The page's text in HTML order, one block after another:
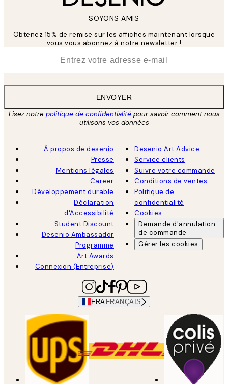
SOYONS AMIS
Obtenez 15% de remise sur les affiches maintenant lorsque
vous vous abonnez à notre newsletter !
ENVOYER
Lisez notre politique de confidentialitépour savoir comment nous
utilisons vos données
À propos de desenio
Presse
Mentions légales
Career
Développement durable
Déclaration
d'Accessibilité
Student Discount
Desenio Ambassador
Programme
Art Awards
Connexion (Entreprise)
Desenio Art Advice
Service clients
Suivre votre commande
Conditions de ventes
Politique de
confidentialité
Cookies
Demande d'annulation
de commande
Gérer les cookies
FRA FRANÇAIS